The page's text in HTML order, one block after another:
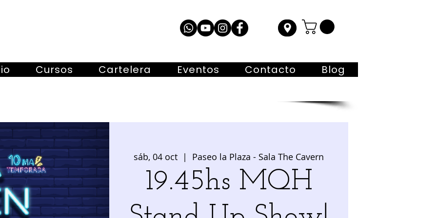
Cursos Cartelera Eventos Contacto Blog
sáb, 04 oct
  |
Paseo la Plaza - Sala The Cavern
19.45hs MQH